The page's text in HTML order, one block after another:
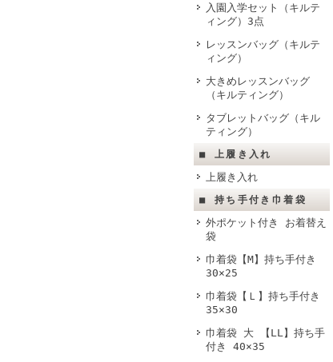
入園入学セット（キルテ
ィング）3点
レッスンバッグ（キルテ
ィング）
大きめレッスンバッグ
（キルティング）
タブレットバッグ（キル
ティング）
■ 上履き入れ
上履き入れ
■ 持ち手付き巾着袋
外ポケット付き お着替え
袋
巾着袋【M】持ち手付き
30×25
巾着袋【Ｌ】持ち手付き
35×30
巾着袋 大 【LL】持ち手
付き 40×35